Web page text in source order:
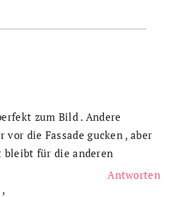
zum Bild . Andere
vor die Fassade gucken , aber
bleibt für die anderen
Antworten